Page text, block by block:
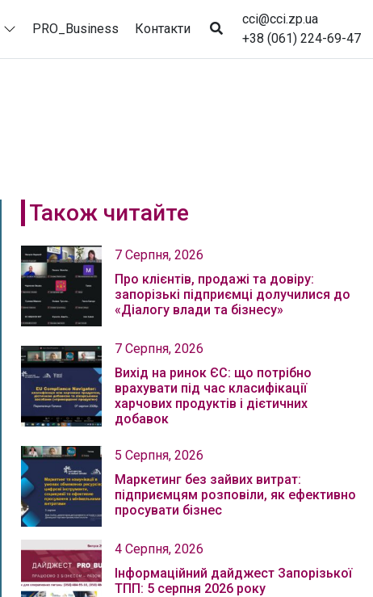
PRO_Business Контакти
cci@cci.zp.ua
+38 (061) 224-69-47
Також читайте
7 Серпня, 2026
Про клієнтів, продажі та довіру:
запорізькі підприємці долучилися до
«Діалогу влади та бізнесу»
7 Серпня, 2026
Вихід на ринок ЄС: що потрібно
врахувати під час класифікації
харчових продуктів і дієтичних
добавок
5 Серпня, 2026
Маркетинг без зайвих витрат:
підприємцям розповіли, як ефективно
просувати бізнес
4 Серпня, 2026
Інформаційний дайджест Запорізької
ТПП: 5 серпня 2026 року